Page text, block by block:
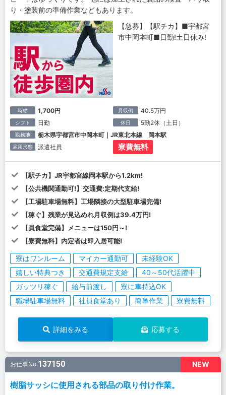
り・塗装前の準備作業などもあります。
【急募】【駅チカ】■宇都宮
市中岡本町■日勤!土日休み!
時給 1,700円 月収例 40.5万円
シフト 日勤 休日 5勤2休（土日）
勤務地 栃木県宇都宮市中岡本町｜JR東北本線 岡本駅
雇用形態 派遣社員 寮費無料
【駅チカ】JR宇都宮線岡本駅から1.2km!
【公共機関通勤可!】交通費:定期代支給!
【工場駐車場無料】工場隣接の大型駐車場完備!
【稼ぐ】残業が見込めれ月収例は39.4万円!
【員食堂完備】メニューは150円～!
【寮費無料】内定者は即入居可能!
寮はワンルーム マイカー通勤可
未経験OK
嬉しい特典つき
交通費規定支給
40～50代活躍中
ガッツリ稼ぐ
給与前渡し
寮に車持込OK
職場駐車場無料
社員食堂あり 簡単作業 寮費無料
詳細をみる 応募する
NEW
お仕事No.137150
樹脂サッシに使用される部品の取り付け作業。